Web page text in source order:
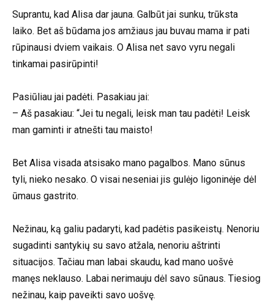
Suprantu, kad Alisa dar jauna. Galbūt jai sunku, trūksta
laiko. Bet aš būdama jos amžiaus jau buvau mama ir pati
rūpinausi dviem vaikais. O Alisa net savo vyru negali
tinkamai pasirūpinti!
Pasiūliau jai padėti. Pasakiau jai:
– Aš pasakiau: “Jei tu negali, leisk man tau padėti! Leisk
man gaminti ir atnešti tau maisto!
Bet Alisa visada atsisako mano pagalbos. Mano sūnus
tyli, nieko nesako. O visai neseniai jis gulėjo ligoninėje dėl
ūmaus gastrito.
Nežinau, ką galiu padaryti, kad padėtis pasikeistų. Nenoriu
sugadinti santykių su savo atžala, nenoriu aštrinti
situacijos. Tačiau man labai skaudu, kad mano uošvė
manęs neklauso. Labai nerimauju dėl savo sūnaus. Tiesiog
nežinau, kaip paveikti savo uošvę.